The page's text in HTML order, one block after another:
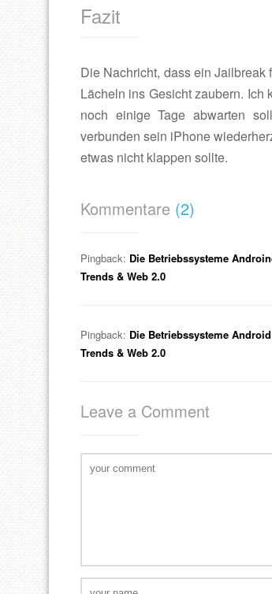
Fazit
Die Nachricht, dass ein Jailbreak
Lächeln ins Gesicht zaubern.
noch einige Tage abwarten
verbunden sein iPhone
etwas nicht klappen sollte.
Kommentare (2)
Pingback: Die Betriebssysteme
Trends & Web 2.0
Pingback: Die Betriebssysteme
Trends & Web 2.0
Leave a Comment